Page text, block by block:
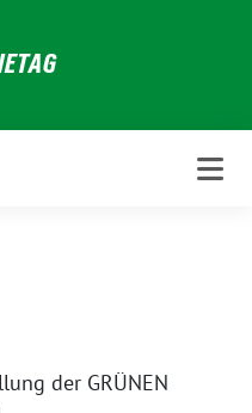
der GRÜNEN